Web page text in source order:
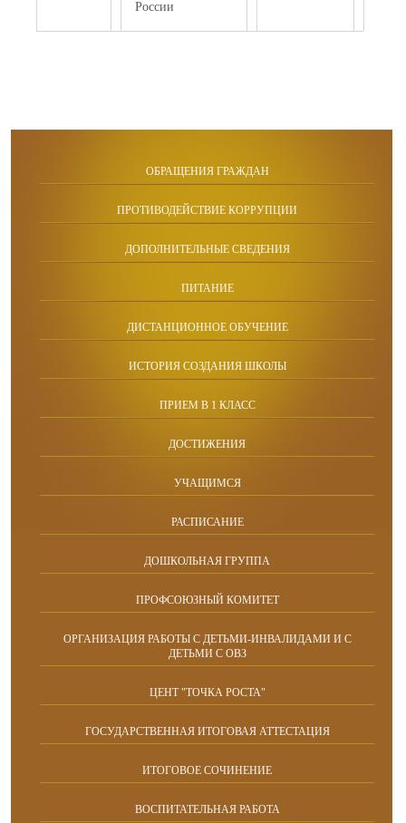
России
ОБРАЩЕНИЯ ГРАЖДАН
ПРОТИВОДЕЙСТВИЕ КОРРУПЦИИ
ДОПОЛНИТЕЛЬНЫЕ СВЕДЕНИЯ
ПИТАНИЕ
ДИСТАНЦИОННОЕ ОБУЧЕНИЕ
ИСТОРИЯ СОЗДАНИЯ ШКОЛЫ
ПРИЕМ В 1 КЛАСС
ДОСТИЖЕНИЯ
УЧАЩИМСЯ
РАСПИСАНИЕ
ДОШКОЛЬНАЯ ГРУППА
ПРОФСОЮЗНЫЙ КОМИТЕТ
ОРГАНИЗАЦИЯ РАБОТЫ С ДЕТЬМИ-ИНВАЛИДАМИ И С
ДЕТЬМИ С ОВЗ
ЦЕНТ "ТОЧКА РОСТА"
ГОСУДАРСТВЕННАЯ ИТОГОВАЯ АТТЕСТАЦИЯ
ИТОГОВОЕ СОЧИНЕНИЕ
ВОСПИТАТЕЛЬНАЯ РАБОТА